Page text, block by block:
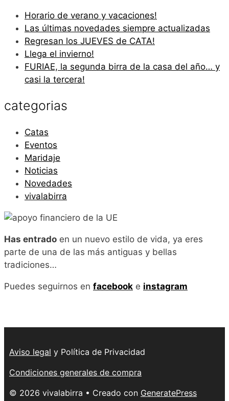
Horario de verano y vacaciones!
Las últimas novedades siempre actualizadas
Regresan los JUEVES de CATA!
Llega el invierno!
FURIAE, la segunda birra de la casa del año… y
casi la tercera!
categorias
Catas
Eventos
Maridaje
Noticias
Novedades
vivalabirra
Has entrado en un nuevo estilo de vida, ya eres
parte de una de las más antiguas y bellas
tradiciones…
Puedes seguirnos en facebook e instagram
Aviso legal y Política de Privacidad
Condiciones generales de compra
© 2026 vivalabirra • Creado con GeneratePress